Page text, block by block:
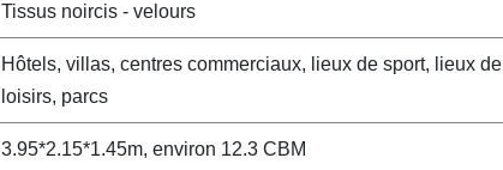
Tissus noircis - velours
Hôtels, villas, centres commerciaux, lieux de sport, lieux de
loisirs, parcs
3.95*2.15*1.45m, environ 12.3 CBM